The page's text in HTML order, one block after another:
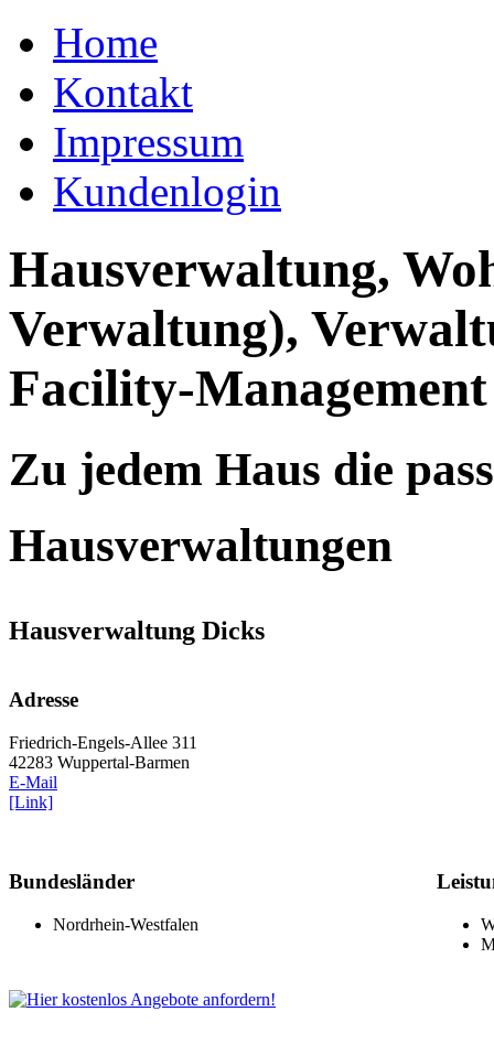
Home
Kontakt
Impressum
Kundenlogin
Hausverwaltung,
Verwaltung),
Facility-Management
Zu jedem Haus die
Hausverwaltungen
Hausverwaltung Dicks
Adresse
Friedrich-Engels-Allee 311
42283 Wuppertal-Barmen
E-Mail
[Link]
Bundesländer
Nordrhein-Westfalen